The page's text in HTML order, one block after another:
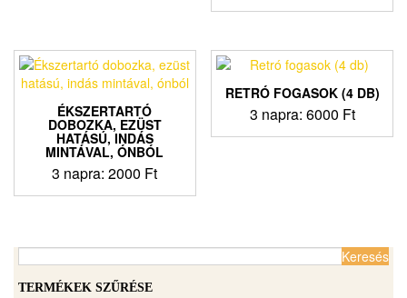
ÉKSZERTARTÓ
DOBOZKA, EZÜST
HATÁSÚ, INDÁS
MINTÁVAL, ÓNBÓL
3 napra:2000 Ft
RETRÓ FOGASOK (4 DB)
3 napra: 6000 Ft
TERMÉKEK SZŰRÉSE